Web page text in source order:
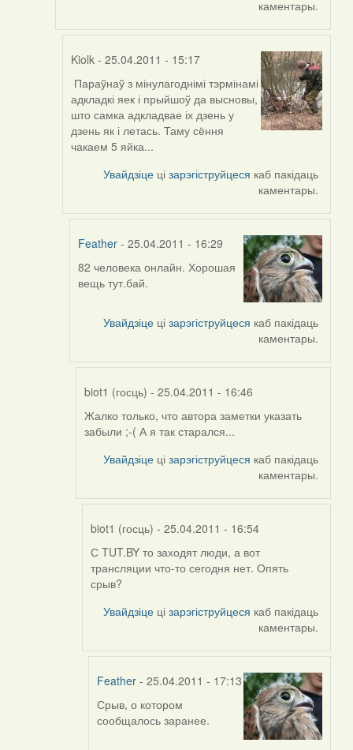
каментары.
Kiolk - 25.04.2011 - 15:17
In
reply
to
by
Harrier
Параўнаў з мінулагоднімі тэрмінамі
адкладкі яек і прыйшоў да высновы,
што самка адкладвае іх дзень у
дзень як і летась. Таму сёння
чакаем 5 яйка...
Увайдзіце цізарэгіструйцеся каб пакідаць
каментары.
Feather- 25.04.2011 - 16:29
In
reply
82 человека онлайн. Хорошая
вещь тут.бай.
Увайдзіце цізарэгіструйцеся каб пакідаць
каментары.
biot1 (госць) - 25.04.2011 - 16:46
In
reply
Жалко только, что автора заметки указать
забыли ;-( А я так старался...
Увайдзіце цізарэгіструйцеся каб пакідаць
каментары.
biot1 (госць) - 25.04.2011 - 16:54
In
reply
to
Feather
С TUT.BY то заходят люди, а вот
трансляции что-то сегодня нет. Опять
срыв?
Увайдзіце цізарэгіструйцеся каб пакідаць
каментары.
Feather- 25.04.2011 - 17:13
In
reply
Срыв, о котором
сообщалось заранее.